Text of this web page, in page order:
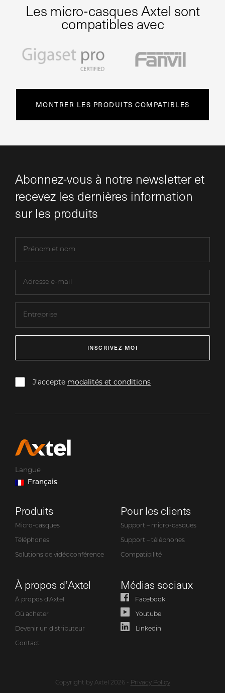
Les micro-casques Axtel sont
compatibles avec
MONTRER LES PRODUITS COMPATIBLES
Abonnez-vous à notre newsletter et
recevez les dernières information
sur les produits
INSCRIVEZ-MOI
J'accepte modalités et conditions
Langue
Français
Produits
Micro-casques
Téléphones
Solutions de vidéoconférence
Pour les clients
Support – micro-casques
Support – téléphones
Compatibilité
À propos d’Axtel
À propos d’Axtel
Où acheter
Devenir un distributeur
Contact
Médias sociaux
Facebook
Youtube
Linkedin
Copyright by Axtel 2026 - Privacy Policy